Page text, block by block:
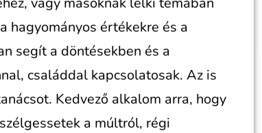
hagyományos értékekre és a
segít a döntésekben és a
családdal kapcsolatosak. Az is
Kedvező alkalom arra, hogy
a múltról, régi